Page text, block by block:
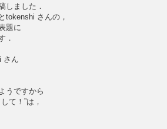
しました．
tokenshi さんの，
題に
．
さん
うですから
て！”は，